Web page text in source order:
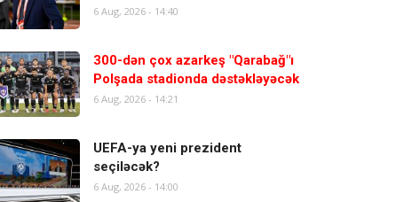
6 Aug, 2026 - 14:40
300-dən çox azarkeş "Qarabağ"ı
Polşada stadionda dəstəkləyəcək
6 Aug, 2026 - 14:21
UEFA-ya yeni prezident
seçiləcək?
6 Aug, 2026 - 14:00